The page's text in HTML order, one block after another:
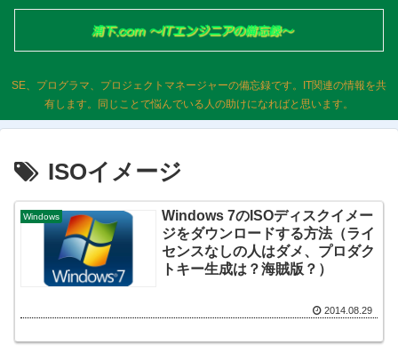
SE、プログラマ、プロジェクトマネージャーの備忘録です。IT関連の情報を共
有します。同じことで悩んでいる人の助けになればと思います。
ISOイメージ
Windows
Windows 7のISOディスクイメー
ジをダウンロードする方法（ライ
センスなしの人はダメ、プロダク
トキー生成は？海賊版？）
2014.08.29